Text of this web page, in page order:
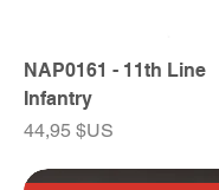
NAP0161 - 11th Line
Infantry
Prix
44,95 $US